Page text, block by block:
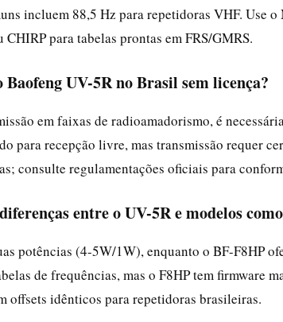
incluem 88,5 Hz para repetidoras VHF. Use
para tabelas prontas em FRS/GMRS.
Baofeng UV-5R no Brasil sem licença?
em faixas de radioamadorismo, é
para recepção livre, mas transmissão requer
consulte regulamentações oficiais para
entre o UV-5R e modelos
potências (4-5W/1W), enquanto o BF-F8HP
de frequências, mas o F8HP tem firmware
offsets idênticos para repetidoras brasileiras.